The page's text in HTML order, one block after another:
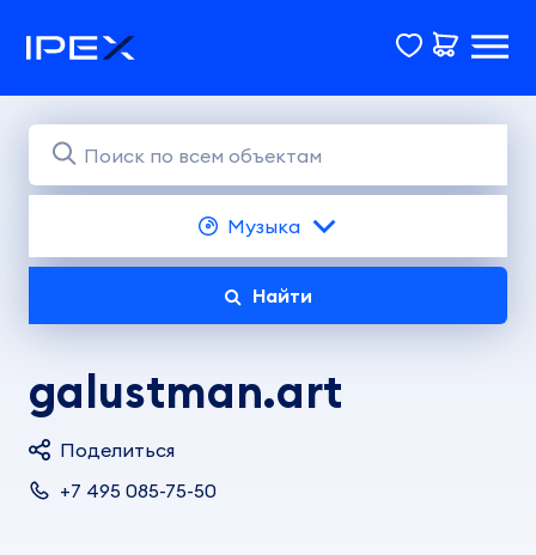
Музыка
Найти
galustman.art
Поделиться
+7 495 085-75-50